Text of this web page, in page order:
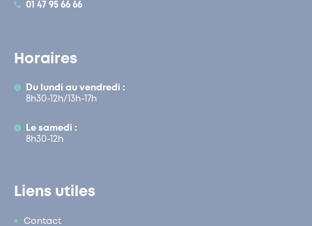
01 47 95 66 66
Horaires
Du lundi au vendredi :
8h30-12h/13h-17h
Le samedi :
8h30-12h
Liens utiles
Contact